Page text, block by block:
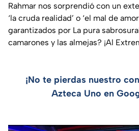
Rahmar nos sorprendió con un
‘la cruda realidad’ o ‘el mal de
garantizados por La pura
camarones y las almejas? ¡Al
¡No te pierdas nuestro
Azteca Uno en